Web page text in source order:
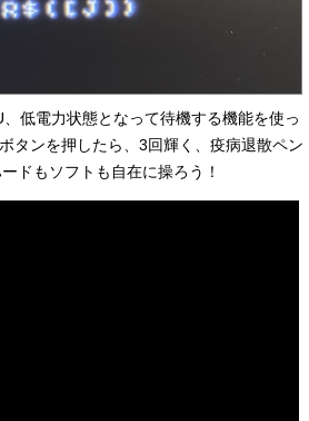
低電力状態となって待機する機能を使っ
タンを押したら、3回輝く、疫病退散ペン
ドもソフトも自在に操ろう！